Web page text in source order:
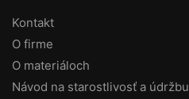
Kontakt
O firme
O materiáloch
Návod na starostlivosť a údržbu